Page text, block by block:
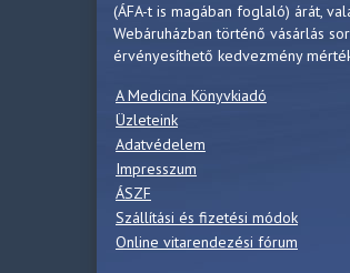
(ÁFA-t is magában foglaló) árát,
Webáruházban történő vásárlás
érvényesíthető kedvezmény
A Medicina Könyvkiadó
Üzleteink
Adatvédelem
Impresszum
ÁSZF
Szállítási és fizetési módok
Online vitarendezési fórum